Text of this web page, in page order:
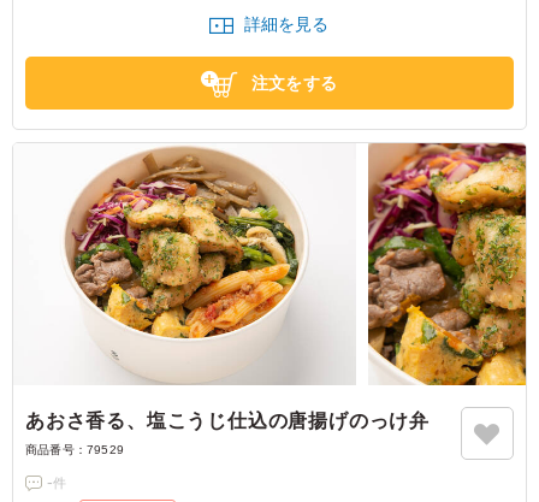
詳細を見る
注文をする
あおさ香る、塩こうじ仕込の唐揚げのっけ弁
商品番号： 79529
-件